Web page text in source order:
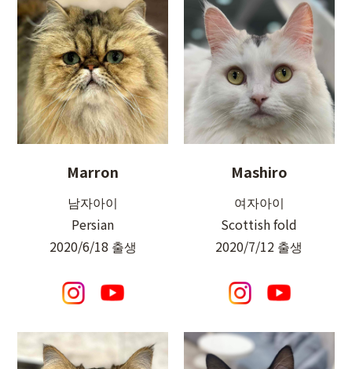
Marron
남자아이
Persian
2020/6/18 출생
Mashiro
여자아이
Scottish fold
2020/7/12 출생